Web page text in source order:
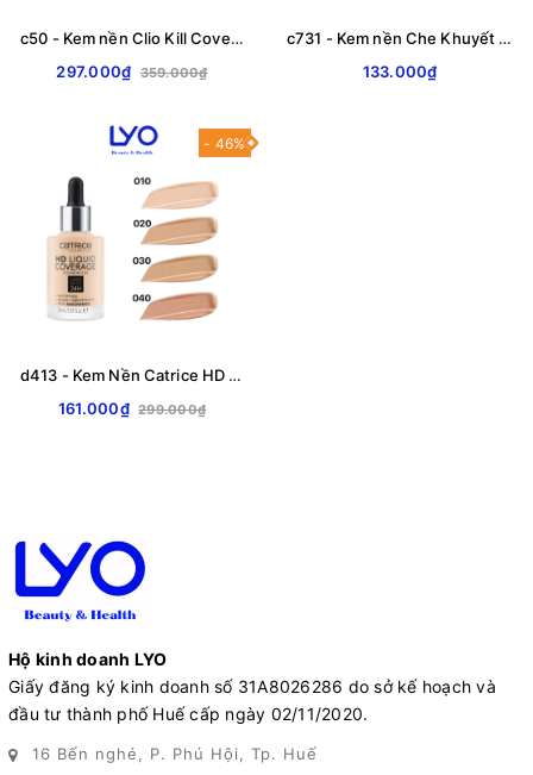
c50 - Kem nền Clio Kill Cover Founwear Foundation Che phủ hoàn toàn, lâu trôi suốt 24h 38g
297.000₫ 359.000₫
c731 - Kem nền Che Khuyết Điểm Karadium Main Actress Cover Foundation 30ml
133.000₫
- 46%
d413 - Kem Nền Catrice HD Liquid Coverage Foundation Last Upto 24h 30ml
161.000₫ 299.000₫
Hộ kinh doanh LYO
Giấy đăng ký kinh doanh số 31A8026286 do sở kế hoạch và
đầu tư thành phố Huế cấp ngày 02/11/2020.
16 Bến nghé, P. Phú Hội, Tp. Huế